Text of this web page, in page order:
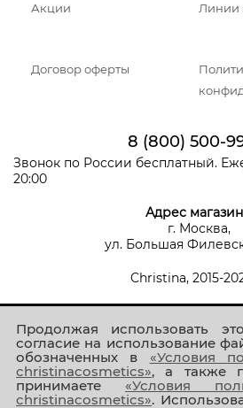
Продолжая использовать
согласие на использование
обозначенных в «Условия
christinacosmetics», а также
принимаете «Условия
christinacosmetics».
Акции Линии
Договор оферты
8 (800) 500-
Звонок по России бесплатный.
20:00
Адрес
г. Москва,
ул. Большая
Christina, 2015-
Присоединяйтесь